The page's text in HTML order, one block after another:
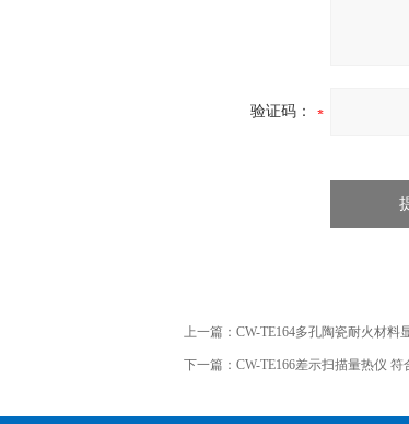
验证码：
上一篇： CW-TE164多孔陶瓷耐火材料
下一篇： CW-TE166差示扫描量热仪 符